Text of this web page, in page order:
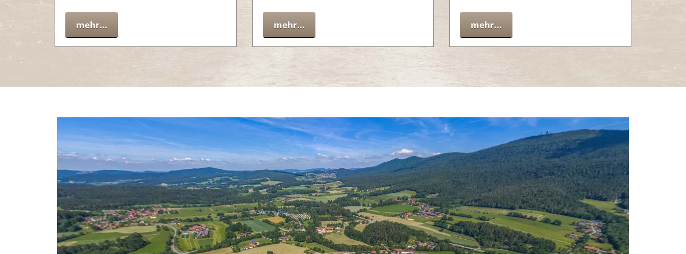
mehr... mehr... mehr...